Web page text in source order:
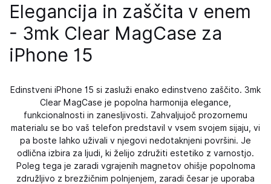
Elegancija in zaščita v enem
- 3mk Clear MagCase za
iPhone 15
Edinstveni iPhone 15 si zasluži enako edinstveno zaščito. 3mk
Clear MagCase je popolna harmonija elegance,
funkcionalnosti in zanesljivosti. Zahvaljujoč prozornemu
materialu se bo vaš telefon predstavil v vsem svojem sijaju, vi
pa boste lahko uživali v njegovi nedotaknjeni površini. Je
odlična izbira za ljudi, ki želijo združiti estetiko z varnostjo.
Poleg tega je zaradi vgrajenih magnetov ohišje popolnoma
združljivo z brezžičnim polnjenjem, zaradi česar je uporaba